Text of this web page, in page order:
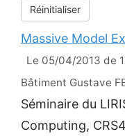
Réinitialiser
Massive Model
Le 05/04/2013 de
Bâtiment Gustave
Séminaire du
Computing,